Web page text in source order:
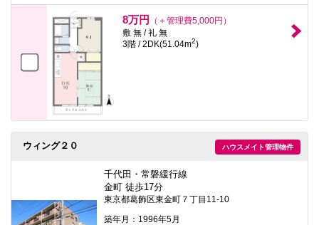
8万円
（＋管理費5,000円）
敷 無 / 礼 無
3階 / 2DK(51.04m2)
ハウスメイト管理物件
ウィング２０
千代田・常磐緩行線
金町 徒歩17分
東京都葛飾区東金町７丁目11-10
築年月：1996年5月